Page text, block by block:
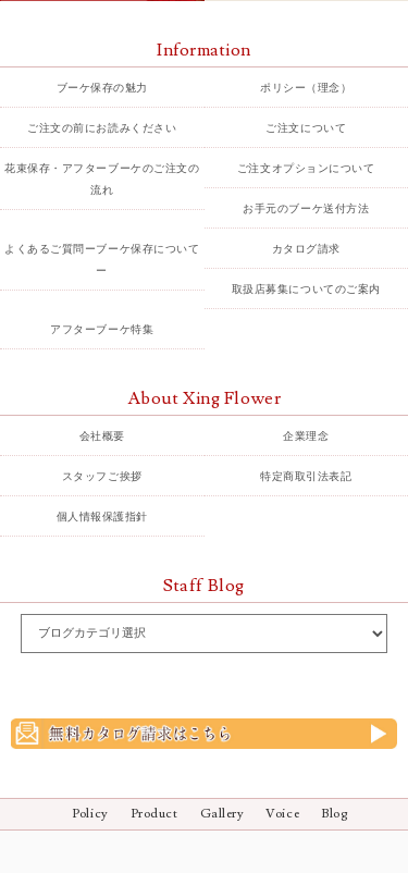
Information
ブーケ保存の魅力 ポリシー（理念）
ご注文の前にお読みください ご注文について
花束保存・アフターブーケのご注文の
流れ
ご注文オプションについて
お手元のブーケ送付方法
よくあるご質問ーブーケ保存について
ー
カタログ請求
取扱店募集についてのご案内
アフターブーケ特集
About Xing Flower
会社概要 企業理念
スタッフご挨拶 特定商取引法表記
個人情報保護指針
Staff Blog
Policy Product Gallery Voice Blog